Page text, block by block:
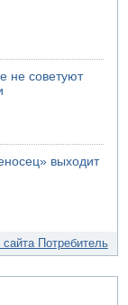
не советуют
выходит
сайта Потребитель